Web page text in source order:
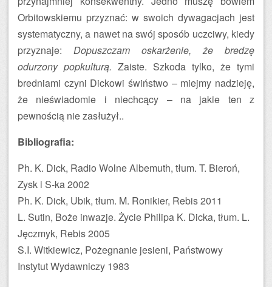
Orbitowskiemu przyznać: w swoich dywagacjach jest
systematyczny, a nawet na swój sposób uczciwy, kiedy
przyznaje: Dopuszczam oskarżenie, że bredzę
odurzony popkulturą. Zaiste. Szkoda tylko, że tymi
bredniami czyni Dickowi świństwo – miejmy nadzieję,
że nieświadomie i niechcący – na jakie ten z
pewnością nie zasłużył..
Bibliografia:
Ph. K. Dick, Radio Wolne Albemuth, tłum. T. Bieroń,
Zysk i S-ka 2002
Ph. K. Dick, Ubik, tłum. M. Ronikier, Rebis 2011
L. Sutin, Boże inwazje. Życie Philipa K. Dicka, tłum. L.
Jęczmyk, Rebis 2005
S.I. Witkiewicz, Pożegnanie jesieni, Państwowy
Instytut Wydawniczy 1983